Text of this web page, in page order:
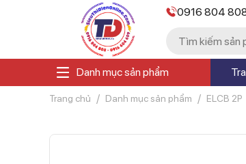
0916 804
Danh mục sản phẩm
Trang chủ Danh mục sản phẩm ELCB 2P